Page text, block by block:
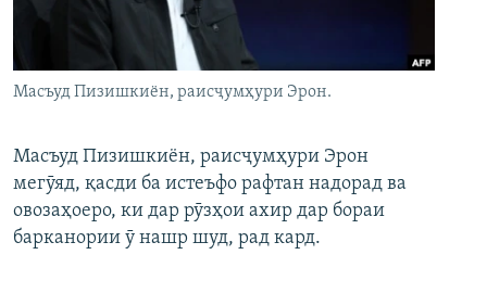
Масъуд Пизишкиён, раисҷумҳури Эрон.
Масъуд Пизишкиён, раисҷумҳури Эрон
мегӯяд, қасди ба истеъфо рафтан надорад ва
овозаҳоеро, ки дар рӯзҳои ахир дар бораи
барканории ӯ нашр шуд, рад кард.